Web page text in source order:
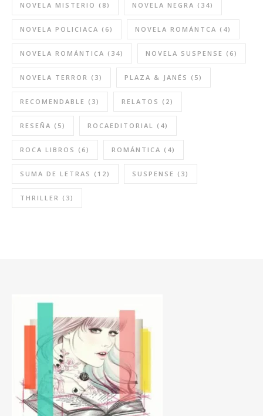
NOVELA MISTERIO (8) NOVELA NEGRA (34)
NOVELA POLICIACA (6) NOVELA ROMÁNTCA (4)
NOVELA ROMÁNTICA (34) NOVELA SUSPENSE (6)
NOVELA TERROR (3) PLAZA & JANÉS (5)
RECOMENDABLE (3) RELATOS (2)
RESEÑA (5) ROCAEDITORIAL (4)
ROCA LIBROS (6) ROMÁNTICA (4)
SUMA DE LETRAS (12) SUSPENSE (3)
THRILLER (3)